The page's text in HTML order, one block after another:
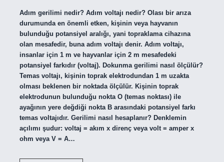
Adım gerilimi nedir? Adım voltajı nedir? Olası bir arıza
durumunda en önemli etken, kişinin veya hayvanın
bulunduğu potansiyel aralığı, yani topraklama cihazına
olan mesafedir, buna adım voltajı denir. Adım voltajı,
insanlar için 1 m ve hayvanlar için 2 m mesafedeki
potansiyel farkıdır (voltaj). Dokunma gerilimi nasıl ölçülür?
Temas voltajı, kişinin toprak elektrodundan 1 m uzakta
olması beklenen bir noktada ölçülür. Kişinin toprak
elektrodunun bulunduğu nokta O (temas noktası) ile
ayağının yere değdiği nokta B arasındaki potansiyel farkı
temas voltajıdır. Gerilimi nasıl hesaplanır? Denklemin
açılımı şudur: voltaj = akım x direnç veya volt = amper x
ohm veya V = A…